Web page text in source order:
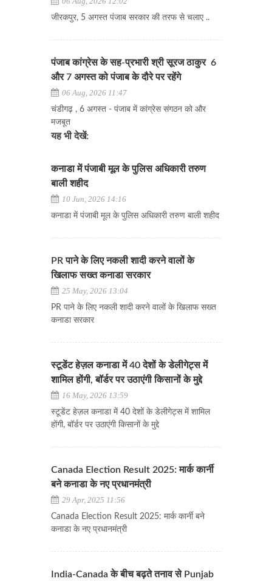
जीरकपुर, 5 अगस्त पंजाब सरकार की तरफ से चलाए ..
पंजाब कांग्रेस के सह-प्रभारी श्री सूरज ठाकुर 6
और 7 अगस्त को पंजाब के दौरे पर रहेंगे
06 Aug, 2026 11:47
चंडीगढ़ , 6 अगस्त - पंजाब में कांग्रेस संगठन को और
मजबूत
यह भी देखें:
कनाडा में पंजाबी मूल के पुलिस अधिकारी तरुण
बाली शहीद
10 Jun, 2026 14:16
कनाडा में पंजाबी मूल के पुलिस अधिकारी तरुण बाली शहीद
PR पाने के लिए नकली शादी करने वालों के
खिलाफ सख्त कनाडा सरकार
25 May, 2026 13:04
PR पाने के लिए नकली शादी करने वालों के खिलाफ सख्त
कनाडा सरकार
स्टूडेंट हेज़ल कनाडा में 40 देशों के डेलीगेट्स में
शामिल होंगी, बॉर्डर पर उठाएंगी किसानों के मुद्दे
16 May, 2026 13:59
स्टूडेंट हेज़ल कनाडा में 40 देशों के डेलीगेट्स में शामिल
होंगी, बॉर्डर पर उठाएंगी किसानों के मुद्दे
Canada Election Result 2025: मार्क कार्नी
बने कनाडा के नए प्रधानमंत्री
29 Apr, 2025 11:56
Canada Election Result 2025: मार्क कार्नी बने
कनाडा के नए प्रधानमंत्री
India-Canada के बीच बढ़ते तनाव से Punjab